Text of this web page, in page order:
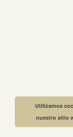
Utilizamos
nuestro sitio